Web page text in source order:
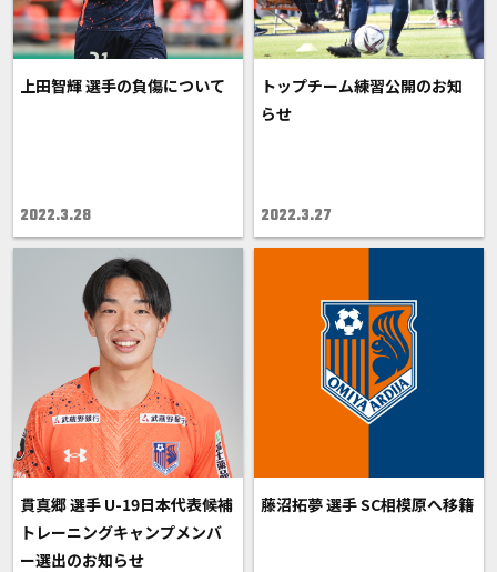
上田智輝 選手の負傷について
2022.3.28
トップチーム練習公開のお知
らせ
2022.3.27
貫真郷 選手 U-19日本代表候補
トレーニングキャンプメンバ
ー選出のお知らせ
藤沼拓夢 選手 SC相模原へ移籍